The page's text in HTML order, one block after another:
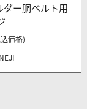
ダー胴ベルト用
価格)